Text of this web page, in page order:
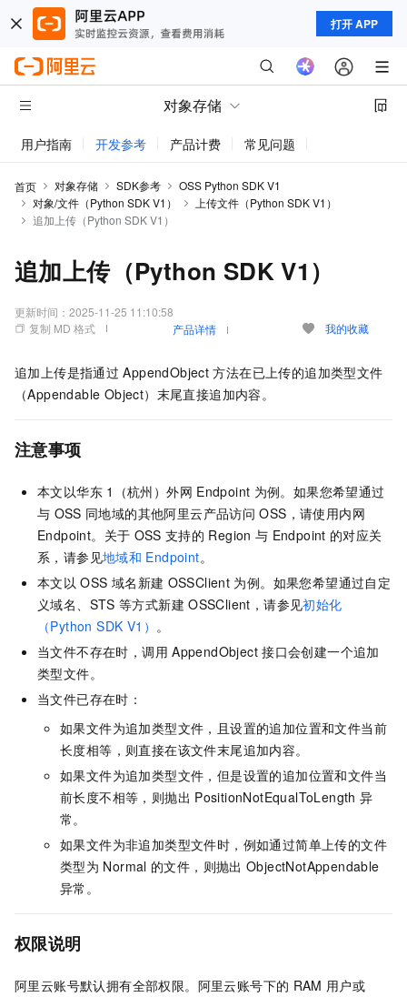
打开 APP
对象存储
用户指南 开发参考 产品计费 常见问题
首页 对象存储 SDK参考
OSS Python SDK V1
对象/文件（Python SDK V1）
上传文件（Python SDK V1）
追加上传（Python SDK V1）
追加上传（Python SDK V1）
更新时间： 2025-11-25 11:10:58
复制 MD 格式
产品详情 我的收藏
追加上传是指通过 AppendObject 方法在已上传的追加类型文件
（Appendable Object）末尾直接追加内容。
注意事项
本文以华东 1（杭州）外网 Endpoint 为例。如果您希望通过
与 OSS 同地域的其他阿里云产品访问 OSS，请使用内网
Endpoint。关于 OSS 支持的 Region 与 Endpoint 的对应关
系，请参见地域和 Endpoint。
本文以 OSS 域名新建 OSSClient 为例。如果您希望通过自定
义域名、STS 等方式新建 OSSClient，请参见初始化
（Python SDK V1） 。
当文件不存在时，调用 AppendObject 接口会创建一个追加
类型文件。
当文件已存在时：
如果文件为追加类型文件，且设置的追加位置和文件当前
长度相等，则直接在该文件末尾追加内容。
如果文件为追加类型文件，但是设置的追加位置和文件当
前长度不相等，则抛出 PositionNotEqualToLength 异
常。
如果文件为非追加类型文件时，例如通过简单上传的文件
类型为 Normal 的文件，则抛出 ObjectNotAppendable
异常。
权限说明
阿里云账号默认拥有全部权限。阿里云账号下的 RAM 用户或